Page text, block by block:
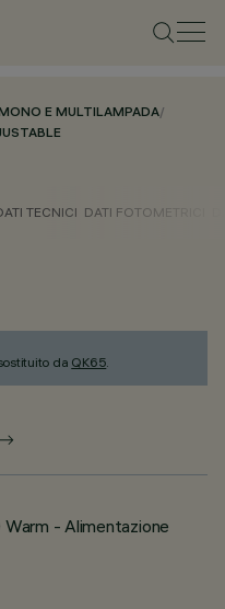
E MULTILAMPADA/
TECNICI DATI FOTOMETRICI
da QK65.
- Alimentazione